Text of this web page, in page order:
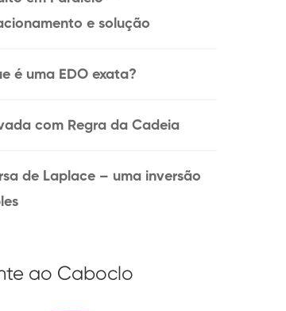
e solução
é uma EDO exata?
com Regra da Cadeia
de Laplace – uma inversão
ao Caboclo